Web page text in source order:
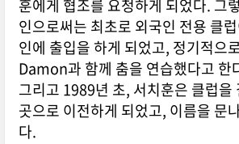
훈에게 협조를 요청하게 되었다. 그
인으로써는 최초로 외국인 전용 클
인에 출입을 하게 되었고, 정기적으
Damon과 함께 춤을 연습했다고 한
그리고 1989년 초, 서치훈은 클럽을
곳으로 이전하게 되었고, 이름을 문
다.